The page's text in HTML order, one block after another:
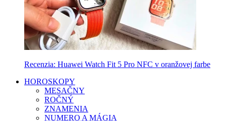
Recenzia: Huawei Watch Fit 5 Pro NFC v oranžovej farbe
HOROSKOPY
MESAČNY
ROČNÝ
ZNAMENIA
NUMERO A MÁGIA